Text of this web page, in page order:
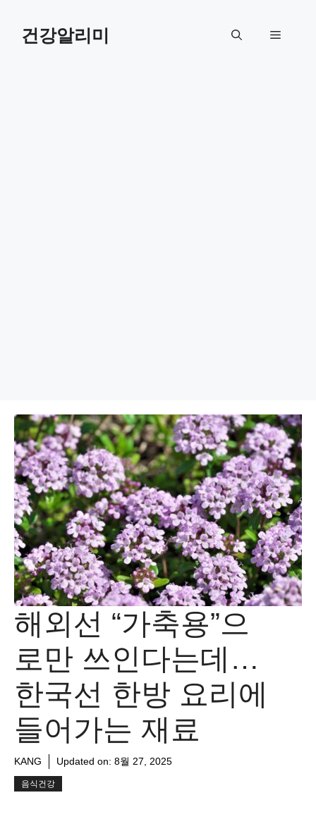
건강알리미 메
해외선 “가축용”으
로만 쓰인다는데…
한국선 한방 요리에
들어가는 재료
KANG Updated on: 8월 27, 2025
음식건강